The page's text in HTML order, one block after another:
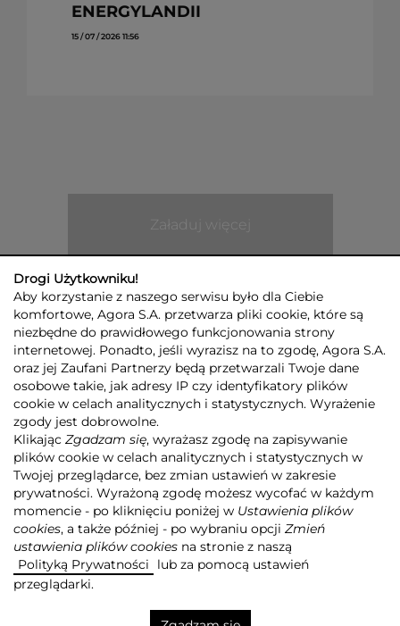
ENERGYLANDII
15 / 07 / 2026 11:56
Załaduj więcej
GRUPA AGORA DLA INWESTORÓW DLA MEDIÓW
REKLAMA
ESG
KONTAKT
© 2026 Copyright AGORA SA
POLITYKA PRYWATNOŚCI AGORA S.A.
POLITYKA PRYWATNOŚCI SERWISU AGORA.PL
POLITYKA TRANSPARENTNOŚCI
ZASTRZEŻENIE PRAWNOAUTORSKIE
INFORMACJE O USŁUGACH MEDIALNYCH
MAPA SERWISU RSS
Realizacja
Drogi Użytkowniku!
Aby korzystanie z naszego serwisu było dla Ciebie
komfortowe, Agora S.A. przetwarza pliki cookie, które są
niezbędne do prawidłowego funkcjonowania strony
internetowej. Ponadto, jeśli wyrazisz na to zgodę, Agora S.A.
oraz jej Zaufani Partnerzy będą przetwarzali Twoje dane
osobowe takie, jak adresy IP czy identyfikatory plików
cookie w celach analitycznych i statystycznych. Wyrażenie
zgody jest dobrowolne.
Klikając Zgadzam się, wyrażasz zgodę na zapisywanie
plików cookie w celach analitycznych i statystycznych w
Twojej przeglądarce, bez zmian ustawień w zakresie
prywatności. Wyrażoną zgodę możesz wycofać w każdym
momencie - po kliknięciu poniżej w Ustawienia plików
cookies, a także później - po wybraniu opcji Zmień
ustawienia plików cookies na stronie z naszą
Polityką Prywatności
lub za pomocą ustawień
przeglądarki.